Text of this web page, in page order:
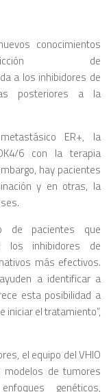
conocimientos
de
a los inhibidores de
posteriores a la
ER+, la
6 con la terapia
hay pacientes
y en otras, la
de pacientes que
los inhibidores de
más efectivos.
a identificar a
esta posibilidad a
el tratamiento”,
el equipo del VHIO
modelos de tumores
genéticos,